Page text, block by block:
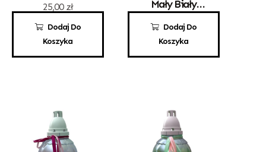
Dodaj Do
Koszyka
25,00 zł
Dodaj Do
Koszyka
Mały Biały
68,00 zł